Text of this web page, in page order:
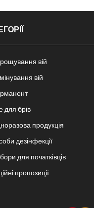
вій
вій
для брів
продукція
дезінфекції
для початківців
пропозиції